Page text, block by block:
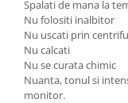
Spalati de mana la
Nu folositi inalbitor
Nu uscati prin
Nu calcati
Nu se curata chimic
Nuanta, tonul si
monitor.